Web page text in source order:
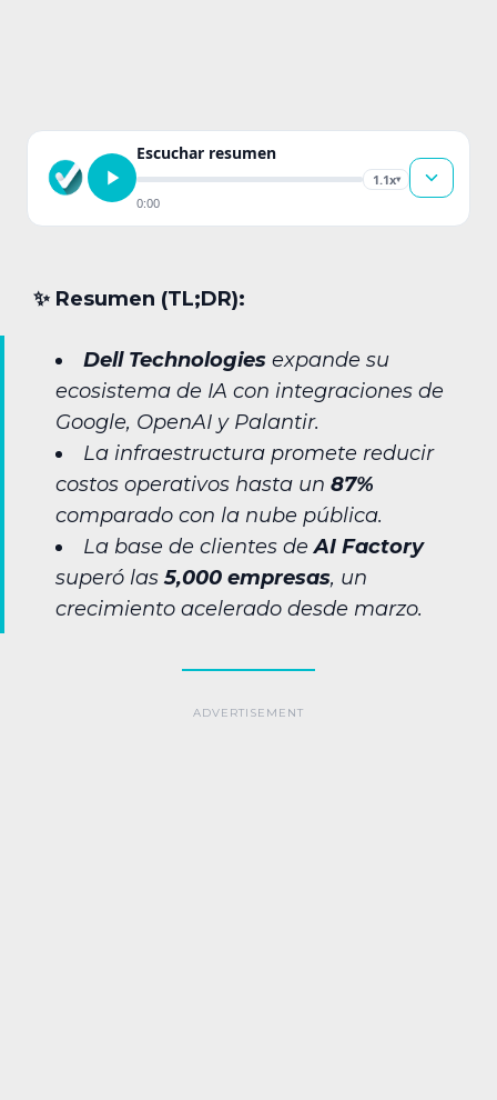
Escuchar resumen
1.1x▾
0:00
✨︎ Resumen (TL;DR):
Dell Technologies expande su
ecosistema de IA con integraciones de
Google, OpenAI y Palantir.
La infraestructura promete reducir
costos operativos hasta un 87%
comparado con la nube pública.
La base de clientes deAI Factory
superó las5,000 empresas, un
crecimiento acelerado desde marzo.